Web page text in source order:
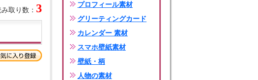
取り数： 3
プロフィール素材
グリーティングカード
カレンダー 素材
スマホ壁紙素材
壁紙・柄
人物の素材